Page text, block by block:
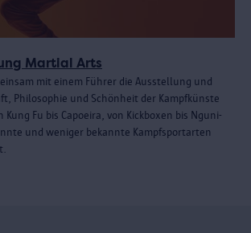
Martial Arts
mit einem Führer die Ausstellung und
Philosophie und Schönheit der Kampfkünste
Fu bis Capoeira, von Kickboxen bis Nguni-
und weniger bekannte Kampfsportarten